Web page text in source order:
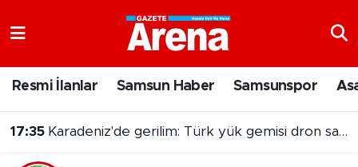
Resmi İlanlar Samsun Haber Samsunspor
17:35 Karadeniz'de gerilim: Türk yük gemisi dron saldırısına uğradı
Samsun Namaz Vakitleri